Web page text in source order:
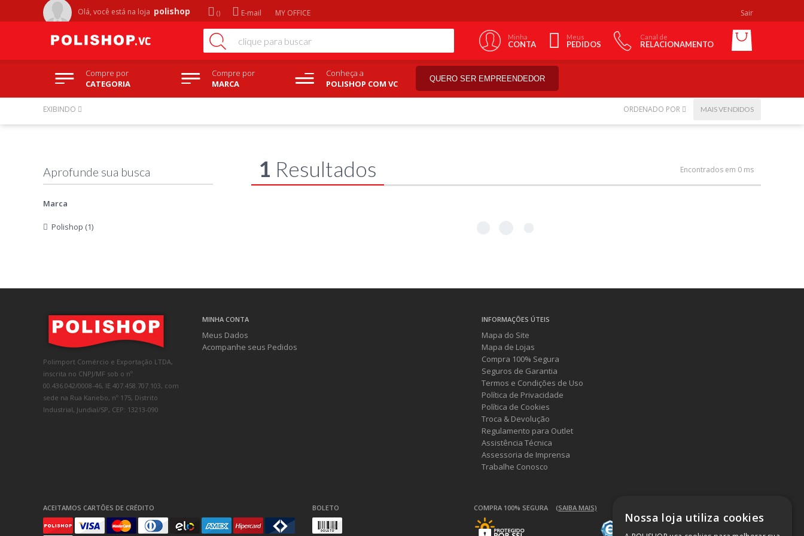
Olá, você está na loja polishop E-mail MY OFFICE Sair
Minha
CONTA
Meus
PEDIDOS
Canal de
RELACIONAMENTO
Compre por
CATEGORIA
Compre por
MARCA
Conheça a
POLISHOP COM VC
QUERO SER EMPREENDEDOR
Marca
Polishop (1)
EXIBINDO ORDENADO POR MAIS VENDIDOS
1 Resultados Encontrados em 0 ms
Polimport Comércio e Exportação LTDA,
inscrita no CNPJ/MF sob o nº
00.436.042/0008-46, IE 407.458.707.103, com
sede na Rua Kanebo, nº 175, Distrito
Industrial, Jundiaí/SP, CEP: 13213-090
MINHA CONTA
Meus Dados
Acompanhe seus Pedidos
INFORMAÇÕES ÚTEIS
Mapa do Site
Mapa de Lojas
Compra 100% Segura
Seguros de Garantia
Termos e Condições de Uso
Política de Privacidade
Política de Cookies
Troca & Devolução
Regulamento para Outlet
Assistência Técnica
Assessoria de Imprensa
Trabalhe Conosco
ACEITAMOS CARTÕES DE CRÉDITO BOLETO COMPRA 100% SEGURA (SAIBA MAIS)
Nossa loja utiliza cookies